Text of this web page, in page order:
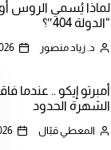
لماذا يُسمي الروس
“الدولة 404″؟
د. زياد منصور
أمبرتو إيكو .. عندما
الشهرة الحدود
المعطي قبّال